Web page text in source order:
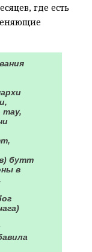
где есть
тау,
бутт
в